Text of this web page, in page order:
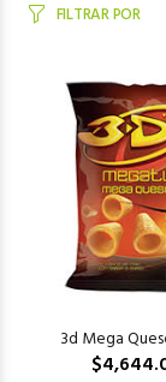
FILTRAR POR
3d Mega